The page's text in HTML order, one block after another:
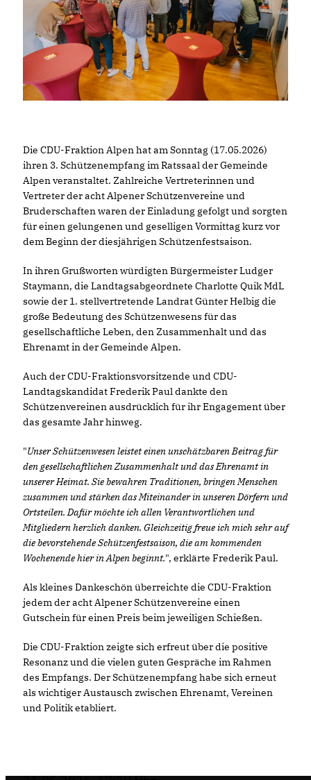
Die CDU-Fraktion Alpen hat am Sonntag (17.05.2026)
ihren 3. Schützenempfang im Ratssaal der Gemeinde
Alpen veranstaltet. Zahlreiche Vertreterinnen und
Vertreter der acht Alpener Schützenvereine und
Bruderschaften waren der Einladung gefolgt und sorgten
für einen gelungenen und geselligen Vormittag kurz vor
dem Beginn der diesjährigen Schützenfestsaison.
In ihren Grußworten würdigten Bürgermeister Ludger
Staymann, die Landtagsabgeordnete Charlotte Quik MdL
sowie der 1. stellvertretende Landrat Günter Helbig die
große Bedeutung des Schützenwesens für das
gesellschaftliche Leben, den Zusammenhalt und das
Ehrenamt in der Gemeinde Alpen.
Auch der CDU-Fraktionsvorsitzende und CDU-
Landtagskandidat Frederik Paul dankte den
Schützenvereinen ausdrücklich für ihr Engagement über
das gesamte Jahr hinweg.
"Unser Schützenwesen leistet einen unschätzbaren Beitrag für
den gesellschaftlichen Zusammenhalt und das Ehrenamt in
unserer Heimat. Sie bewahren Traditionen, bringen Menschen
zusammen und stärken das Miteinander in unseren Dörfern und
Ortsteilen. Dafür möchte ich allen Verantwortlichen und
Mitgliedern herzlich danken. Gleichzeitig freue ich mich sehr auf
die bevorstehende Schützenfestsaison, die am kommenden
Wochenende hier in Alpen beginnt.", erklärte Frederik Paul.
Als kleines Dankeschön überreichte die CDU-Fraktion
jedem der acht Alpener Schützenvereine einen
Gutschein für einen Preis beim jeweiligen Schießen.
Die CDU-Fraktion zeigte sich erfreut über die positive
Resonanz und die vielen guten Gespräche im Rahmen
des Empfangs. Der Schützenempfang habe sich erneut
als wichtiger Austausch zwischen Ehrenamt, Vereinen
und Politik etabliert.